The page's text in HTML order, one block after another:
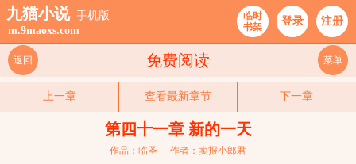
九猫小说 手机版
m.9maoxs.com
临时
书架
登录 注册
免费阅读
返回 菜单
上一章 查看最新章节 下一章
第四十一章 新的一天
作品：临圣 作者：卖报小郎君